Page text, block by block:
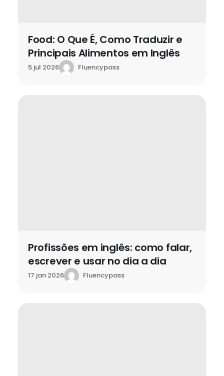
Food: O Que É, Como Traduzir e
Principais Alimentos em Inglês
5 jul 2026 Fluencypass
Profissões em inglês: como falar,
escrever e usar no dia a dia
17 jan 2026 Fluencypass